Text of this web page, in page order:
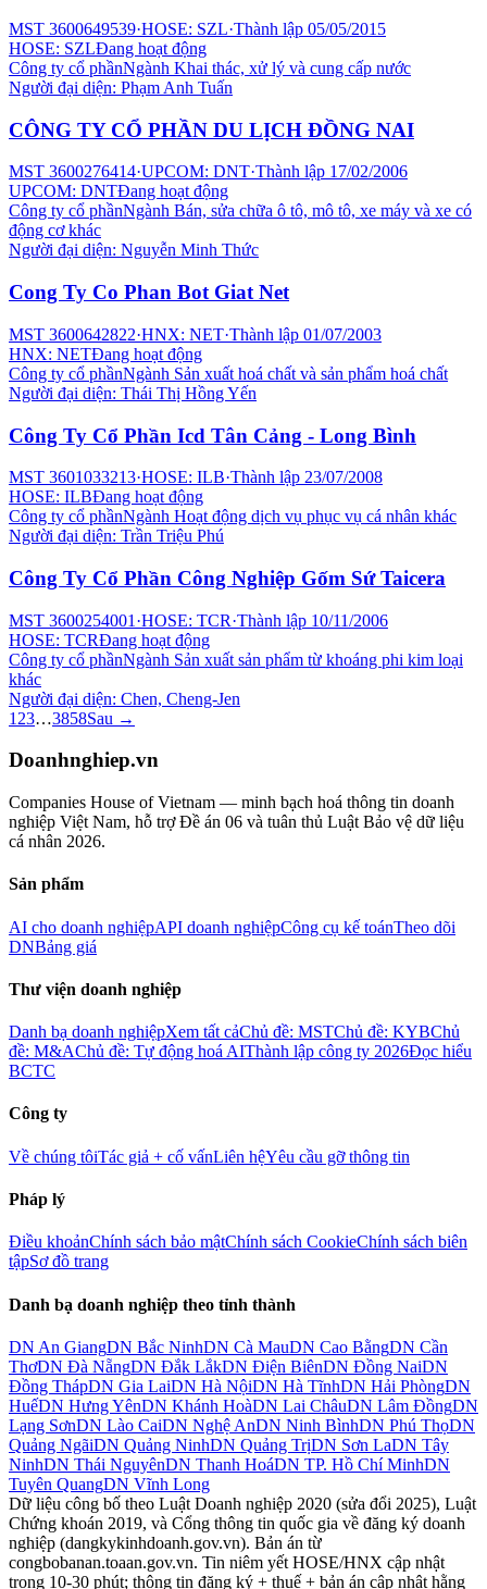
MST 3600649539·HOSE: SZL·Thành lập 05/05/2015
HOSE: SZLĐang hoạt động
Công ty cổ phầnNgành Khai thác, xử lý và cung cấp nước
Người đại diện: Phạm Anh Tuấn
CÔNG TY CỔ PHẦN DU LỊCH ĐỒNG NAI
MST 3600276414·UPCOM: DNT·Thành lập 17/02/2006
UPCOM: DNTĐang hoạt động
Công ty cổ phầnNgành Bán, sửa chữa ô tô, mô tô, xe máy và xe có
động cơ khác
Người đại diện: Nguyễn Minh Thức
Cong Ty Co Phan Bot Giat Net
MST 3600642822·HNX: NET·Thành lập 01/07/2003
HNX: NETĐang hoạt động
Công ty cổ phầnNgành Sản xuất hoá chất và sản phẩm hoá chất
Người đại diện: Thái Thị Hồng Yến
Công Ty Cổ Phần Icd Tân Cảng - Long Bình
MST 3601033213·HOSE: ILB·Thành lập 23/07/2008
HOSE: ILBĐang hoạt động
Công ty cổ phầnNgành Hoạt động dịch vụ phục vụ cá nhân khác
Người đại diện: Trần Triệu Phú
Công Ty Cổ Phần Công Nghiệp Gốm Sứ Taicera
MST 3600254001 ·HOSE: TCR·Thành lập 10/11/2006
HOSE: TCRĐang hoạt động
Công ty cổ phầnNgành Sản xuất sản phẩm từ khoáng phi kim loại
khác
Người đại diện: Chen, Cheng-Jen
1 23…3858Sau →
Doanhnghiep.vn
Companies House of Vietnam — minh bạch hoá thông tin doanh
nghiệp Việt Nam, hỗ trợ Đề án 06 và tuân thủ Luật Bảo vệ dữ liệu
cá nhân 2026.
Sản phẩm
AI cho doanh nghiệpAPI doanh nghiệpCông cụ kế toánTheo dõi
DNBảng giá
Thư viện doanh nghiệp
Danh bạ doanh nghiệpXem tất cảChủ đề: MSTChủ đề: KYBChủ
đề: M&AChủ đề: Tự động hoá AIThành lập công ty 2026Đọc hiểu
BCTC
Công ty
Về chúng tôiTác giả + cố vấnLiên hệYêu cầu gỡ thông tin
Pháp lý
Điều khoảnChính sách bảo mậtChính sách CookieChính sách biên
tậpSơ đồ trang
Danh bạ doanh nghiệp theo tỉnh thành
DN An GiangDN Bắc NinhDN Cà MauDN Cao BằngDN Cần
ThơDN Đà NẵngDN Đắk LắkDN Điện BiênDN Đồng NaiDN
Đồng ThápDN Gia LaiDN Hà NộiDN Hà TĩnhDN Hải PhòngDN
HuếDN Hưng YênDN Khánh HoàDN Lai ChâuDN Lâm ĐồngDN
Lạng SơnDN Lào CaiDN Nghệ AnDN Ninh BìnhDN Phú ThọDN
Quảng NgãiDN Quảng NinhDN Quảng TrịDN Sơn LaDN Tây
NinhDN Thái NguyênDN Thanh HoáDN TP. Hồ Chí MinhDN
Tuyên QuangDN Vĩnh Long
Dữ liệu công bố theo Luật Doanh nghiệp 2020 (sửa đổi 2025), Luật
Chứng khoán 2019, và Cổng thông tin quốc gia về đăng ký doanh
nghiệp (dangkykinhdoanh.gov.vn). Bản án từ
congbobanan.toaan.gov.vn. Tin niêm yết HOSE/HNX cập nhật
trong 10-30 phút; thông tin đăng ký + thuế + bản án cập nhật hằng